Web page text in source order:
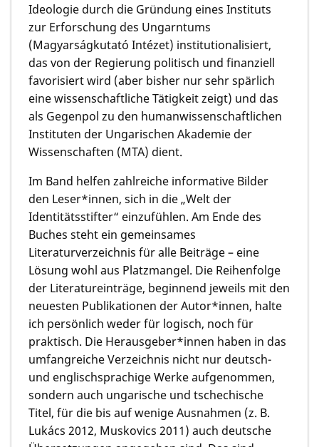
Ideologie durch die Gründung eines Instituts
zur Erforschung des Ungarntums
(Magyarságkutató Intézet) institutionalisiert,
das von der Regierung politisch und finanziell
favorisiert wird (aber bisher nur sehr spärlich
eine wissenschaftliche Tätigkeit zeigt) und das
als Gegenpol zu den humanwissenschaftlichen
Instituten der Ungarischen Akademie der
Wissenschaften (MTA) dient.
Im Band helfen zahlreiche informative Bilder
den Leser*innen, sich in die „Welt der
Identitätsstifter“ einzufühlen. Am Ende des
Buches steht ein gemeinsames
Literaturverzeichnis für alle Beiträge – eine
Lösung wohl aus Platzmangel. Die Reihenfolge
der Literatureinträge, beginnend jeweils mit den
neuesten Publikationen der Autor*innen, halte
ich persönlich weder für logisch, noch für
praktisch. Die Herausgeber*innen haben in das
umfangreiche Verzeichnis nicht nur deutsch-
und englischsprachige Werke aufgenommen,
sondern auch ungarische und tschechische
Titel, für die bis auf wenige Ausnahmen (z. B.
Lukács 2012, Muskovics 2011) auch deutsche